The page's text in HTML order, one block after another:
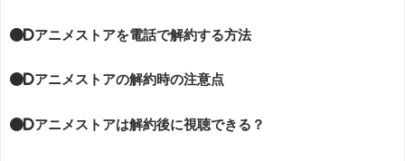
●dアニメストアを電話で解約する方法
●dアニメストアの解約時の注意点
●dアニメストアは解約後に視聴できる？